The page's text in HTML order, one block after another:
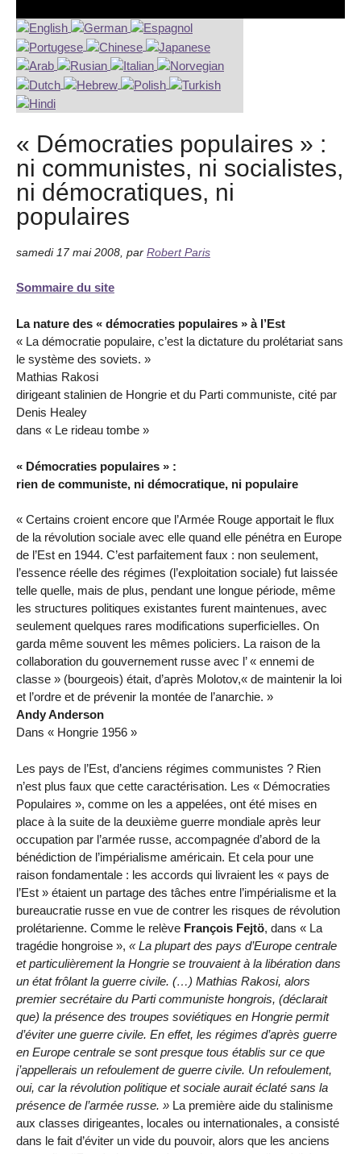
« Démocraties populaires » :
ni communistes, ni socialistes,
ni démocratiques, ni
populaires
samedi 17 mai 2008 par Robert Paris
Sommaire du site
La nature des « démocraties populaires » à l’Est
« La démocratie populaire, c’est la dictature du prolétariat sans
le système des soviets. »
Mathias Rakosi
dirigeant stalinien de Hongrie et du Parti communiste, cité par
Denis Healey
dans « Le rideau tombe »
« Démocraties populaires » :
rien de communiste, ni démocratique, ni populaire
« Certains croient encore que l’Armée Rouge apportait le flux
de la révolution sociale avec elle quand elle pénétra en Europe
de l’Est en 1944. C’est parfaitement faux : non seulement,
l’essence réelle des régimes (l’exploitation sociale) fut laissée
telle quelle, mais de plus, pendant une longue période, même
les structures politiques existantes furent maintenues, avec
seulement quelques rares modifications superficielles. On
garda même souvent les mêmes policiers. La raison de la
collaboration du gouvernement russe avec l’ « ennemi de
classe » (bourgeois) était, d’après Molotov,« de maintenir la loi
et l’ordre et de prévenir la montée de l’anarchie. »
Andy Anderson
Dans « Hongrie 1956 »
Les pays de l’Est, d’anciens régimes communistes ? Rien
n’est plus faux que cette caractérisation. Les « Démocraties
Populaires », comme on les a appelées, ont été mises en
place à la suite de la deuxième guerre mondiale après leur
occupation par l’armée russe, accompagnée d’abord de la
bénédiction de l’impérialisme américain. Et cela pour une
raison fondamentale : les accords qui livraient les « pays de
l’Est » étaient un partage des tâches entre l’impérialisme et la
bureaucratie russe en vue de contrer les risques de révolution
prolétarienne. Comme le relève François Fejtö, dans « La
tragédie hongroise », « La plupart des pays d’Europe centrale
et particulièrement la Hongrie se trouvaient à la libération dans
un état frôlant la guerre civile. (…) Mathias Rakosi, alors
premier secrétaire du Parti communiste hongrois, (déclarait
que) la présence des troupes soviétiques en Hongrie permit
d’éviter une guerre civile. En effet, les régimes d’après guerre
en Europe centrale se sont presque tous établis sur ce que
j’appellerais un refoulement de guerre civile. Un refoulement,
oui, car la révolution politique et sociale aurait éclaté sans la
présence de l’armée russe. » La première aide du stalinisme
aux classes dirigeantes, locales ou internationales, a consisté
dans le fait d’éviter un vide du pouvoir, alors que les anciens